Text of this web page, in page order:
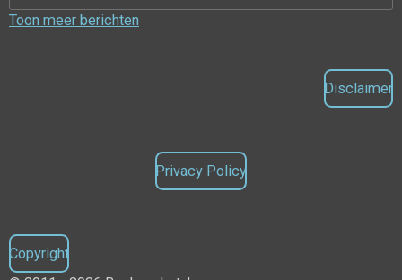
Toon meer berichten
Disclaimer
Privacy Policy
Copyright